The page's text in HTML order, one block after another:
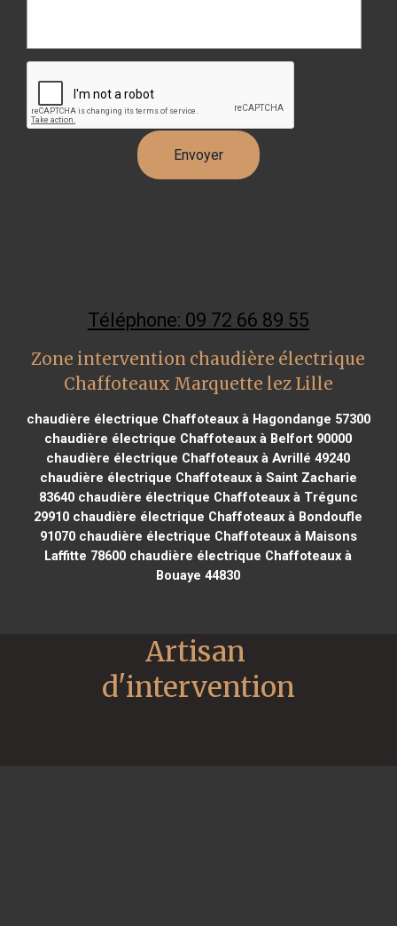
Téléphone: 09 72 66 89 55
Zone intervention chaudière électrique
Chaffoteaux Marquette lez Lille
chaudière électrique Chaffoteaux à Hagondange 57300
chaudière électrique Chaffoteaux à Belfort 90000
chaudière électrique Chaffoteaux à Avrillé 49240
chaudière électrique Chaffoteaux à Saint Zacharie
83640chaudière électrique Chaffoteaux à Trégunc
29910 chaudière électrique Chaffoteaux à Bondoufle
91070chaudière électrique Chaffoteaux à Maisons
Laffitte 78600 chaudière électrique Chaffoteaux à
Bouaye 44830
Artisan
d'intervention